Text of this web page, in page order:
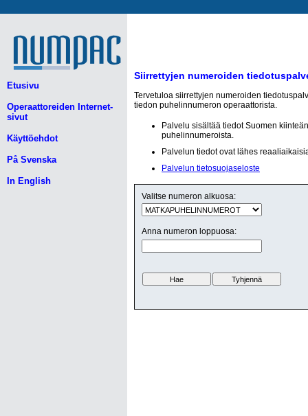
Etusivu
Operaattoreiden Internet-
sivut
Käyttöehdot
På Svenska
In English
Siirrettyjen numeroiden
Tervetuloa siirrettyjen numeroiden
tiedon puhelinnumeron operaattorista.
Palvelu sisältää tiedot Suomen
puhelinnumeroista.
Palvelun tiedot ovat lähes
Palvelun tietosuojaseloste
Valitse numeron alkuosa:
Anna numeron loppuosa: